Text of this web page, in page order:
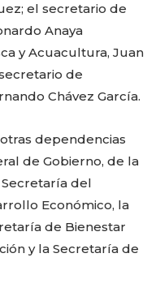
Telegram
miss
newsletter
loop.
SUBSCRIBE
el secretario de
Anaya
y Acuacultura, Juan
de
Chávez García.
dependencias
de Gobierno, de la
del
Económico, la
de Bienestar
y la Secretaría de